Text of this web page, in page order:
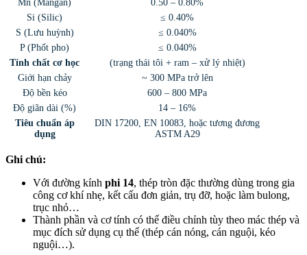
Mn (Mangan)
0.50 – 0.80%
Si (Silic)
≤ 0.40%
S (Lưu huỳnh)
≤ 0.040%
P (Phốt pho)
≤ 0.040%
Tính chất cơ học
(trạng thái tôi + ram – xử lý nhiệt)
Giới hạn chảy
~ 300 MPa trở lên
Độ bền kéo
600 – 800 MPa
Độ giãn dài (%)
14 – 16%
Tiêu chuẩn áp
dụng
DIN 17200, EN 10083, hoặc tương đương
ASTM A29
Ghi chú:
Với đường kính phi 14, thép tròn đặc thường dùng trong gia
công cơ khí nhẹ, kết cấu đơn giản, trụ đỡ, hoặc làm bulong,
trục nhỏ…
Thành phần và cơ tính có thể điều chỉnh tùy theo mác thép và
mục đích sử dụng cụ thể (thép cán nóng, cán nguội, kéo
nguội…).